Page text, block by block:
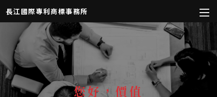
長江國際專利商標事務所
您好，價值